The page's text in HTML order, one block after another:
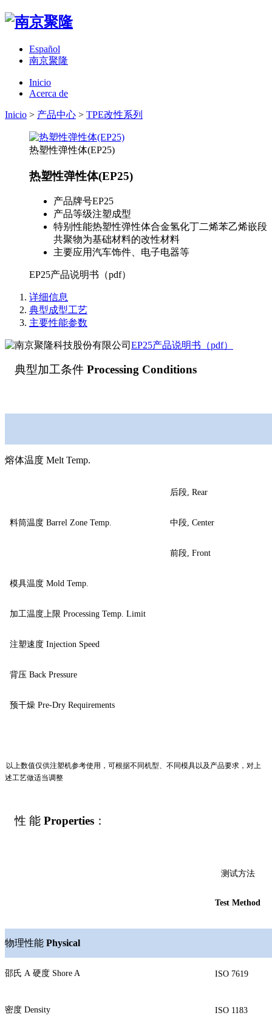
Español
南京聚隆
Inicio
Acerca de
Inicio > 产品中心 > TPE改性系列
热塑性弹性体(EP25)
热塑性弹性体(EP25)
产品牌号EP25
产品等级注塑成型
特别性能热塑性弹性体合金氢化丁二烯苯乙烯嵌段
共聚物为基础材料的改性材料
主要应用汽车饰件、电子电器等
EP25产品说明书（pdf）
详细信息
典型成型工艺
主要性能参数
EP25产品说明书（pdf）
典型加工条件 Processing Conditions
熔体温度 Melt Temp.
后段, Rear
料筒温度 Barrel Zone Temp. 中段, Center
前段, Front
模具温度 Mold Temp.
加工温度上限 Processing Temp. Limit
注塑速度 Injection Speed
背压 Back Pressure
预干燥 Pre-Dry Requirements
以上数值仅供注塑机参考使用 ， 可根据不同机型、不同模具以及产品要求 ， 对上
述工艺做适当调整
性 能 Properties ：
测试方法
Test Method
物理性能 Physical
邵氏 A 硬度 Shore A ISO 7619
密度 Density ISO 1183